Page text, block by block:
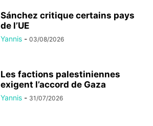
Sánchez critique certains pays
de l’UE
Yannis - 03/08/2026
Les factions palestiniennes
exigent l’accord de Gaza
Yannis - 31/07/2026